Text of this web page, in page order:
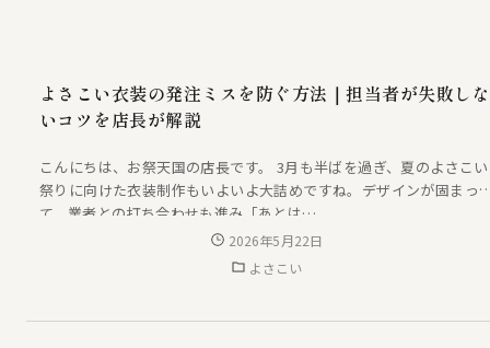
よさこい衣装の発注ミスを防ぐ方法｜担当者が失敗しな
いコツを店長が解説
こんにちは、お祭天国の店長です。 3月も半ばを過ぎ、夏のよさこい
祭りに向けた衣装制作もいよいよ大詰めですね。デザインが固まっ
て、業者との打ち合わせも進み「あとは…
2026年5月22日
よさこい